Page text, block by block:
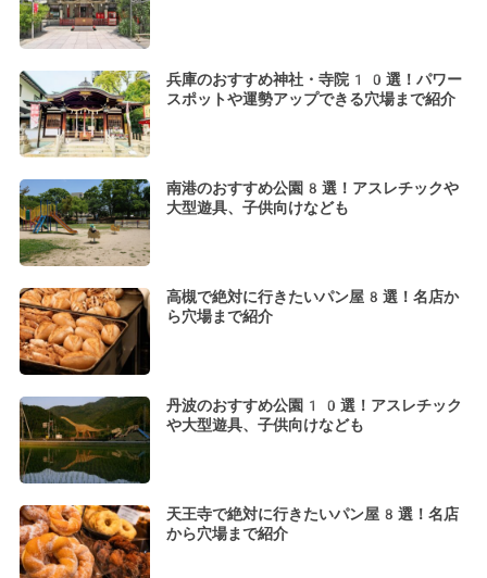
兵庫のおすすめ神社・寺院10選！パワー
スポットや運勢アップできる穴場まで紹介
南港のおすすめ公園8選！アスレチックや
大型遊具、子供向けなども
高槻で絶対に行きたいパン屋8選！名店か
ら穴場まで紹介
丹波のおすすめ公園10選！アスレチック
や大型遊具、子供向けなども
天王寺で絶対に行きたいパン屋8選！名店
から穴場まで紹介